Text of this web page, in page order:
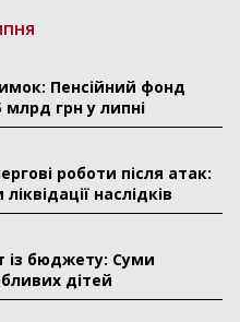
Пенсійний фонд
грн у липні
роботи після атак:
наслідків
із бюджету: Суми
дітей